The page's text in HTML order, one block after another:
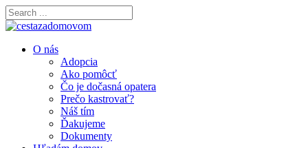
O nás
Adopcia
Ako pomôcť
Čo je dočasná opatera
Prečo kastrovať?
Náš tím
Ďakujeme
Dokumenty